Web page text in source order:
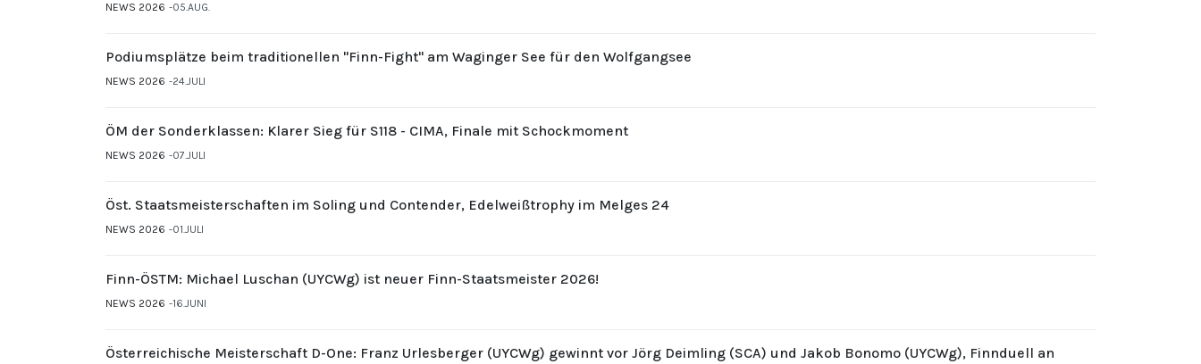
NEWS 2026 05.AUG.
Podiumsplätze beim traditionellen "Finn-Fight" am Waginger See für den Wolfgangsee
NEWS 2026 24.JULI
ÖM der Sonderklassen: Klarer Sieg für S118 - CIMA, Finale mit Schockmoment
NEWS 2026 07.JULI
Öst. Staatsmeisterschaften im Soling und Contender, Edelweißtrophy im Melges 24
NEWS 2026 01.JULI
Finn-ÖSTM: Michael Luschan (UYCWg) ist neuer Finn-Staatsmeister 2026!
NEWS 2026 16.JUNI
Österreichische Meisterschaft D-One: Franz Urlesberger (UYCWg) gewinnt vor Jörg Deimling (SCA) und Jakob Bonomo (UYCWg), Finnduell an